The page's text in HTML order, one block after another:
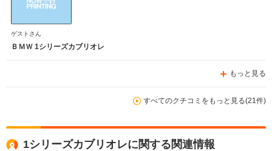
ゲストさん
ＢＭＷ 1シリーズカブリオレ
もっと見る
すべてのクチコミをもっと見る(21件)
1シリーズカブリオレに関する関連情報